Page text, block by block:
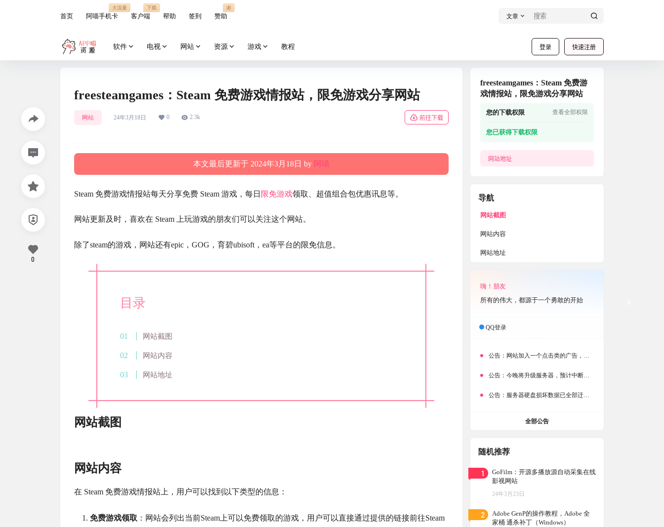
首页 阿喵手机卡
大流量
客户端
下载
帮助 签到 赞助
谢
文章
登录 快速注册
软件 电视 网站 资源 游戏 教程
freesteamgames：Steam 免费游戏情报站，限免游戏分享网站
网站 24年3月18日 0 2.3k 前往下载
本文最后更新于 2024年3月18日 by 阿喵
Steam 免费游戏情报站每天分享免费 Steam 游戏，每日 限免游戏领取、超值组合包优惠讯息等。
网站更新及时，喜欢在 Steam 上玩游戏的朋友们可以关注这个网站。
除了steam的游戏，网站还有epic，GOG，育碧ubisoft，ea等平台的限免信息。
目录
网站截图
网站内容
网站地址
网站截图
网站内容
在 Steam 免费游戏情报站上，用户可以找到以下类型的信息：
免费游戏领取 ：网站会列出当前Steam上可以免费领取的游戏，用户可以直接通过提供的链接前往Steam
0
freesteamgames：Steam 免费游
戏情报站，限免游戏分享网站
您的下载权限 查看全部权限
您已获得下载权限
网站地址
导航
网站截图
网站内容
网站地址
嗨！朋友
所有的伟大，都源于一个勇敢的开始
QQ登录
公告： 网站加入一个点击类的广告，大家点击下载按钮需要注意
公告： 今晚将升级服务器，预计中断时常为1分钟
公告： 服务器硬盘损坏数据已全部迁移备份，网站恢复完成！
全部公告
随机推荐
1
GoFilm：开源多播放源自动采集在线
影视网站
24年3月23日
2
Adobe GenP的操作教程，Adobe 全
家桶 通杀补丁（Windows）